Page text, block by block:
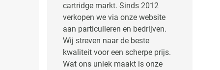
cartridge markt. Sinds 2012
verkopen we via onze website
aan particulieren en bedrijven.
Wij streven naar de beste
kwaliteit voor een scherpe prijs.
Wat ons uniek maakt is onze